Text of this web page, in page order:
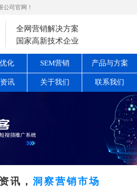
公司官网！
全网营销解决方案
国家高新技术企业
化 SEM营销 产品与方案
讯 关于我们 联系我们
讯，洞察营销市场